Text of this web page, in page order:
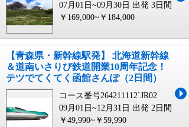
07月01日~09月30日 出発 3日間
￥169,000~￥184,000
【青森県・新幹線駅発】 北海道新幹線
＆道南いさりび鉄道開業10周年記念！
テツでてくてく函館さんぽ（2日間）
コース番号264211112`JR02
09月01日~12月31日 出発 2日間
￥49,990~￥59,990